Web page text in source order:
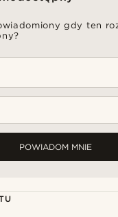
gdy ten
POWIADOM MNIE